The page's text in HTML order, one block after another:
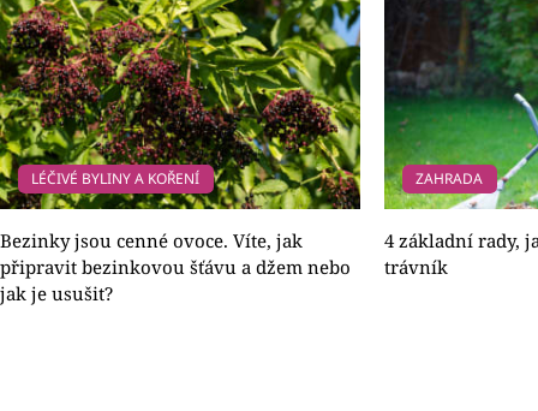
LÉČIVÉ BYLINY A KOŘENÍ
Bezinky jsou cenné ovoce. Víte, jak
připravit bezinkovou šťávu a džem nebo
jak je usušit?
ZAHRADA
4 základní rady,
trávník